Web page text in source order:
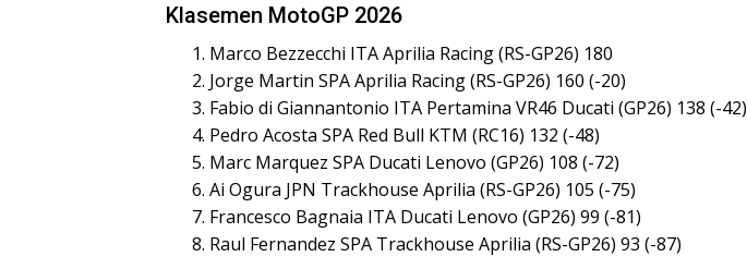
Klasemen MotoGP 2026
Marco Bezzecchi ITA Aprilia Racing (RS-GP26) 180
Jorge Martin SPA Aprilia Racing (RS-GP26) 160 (-20)
Fabio di Giannantonio ITA Pertamina VR46 Ducati (GP26) 138 (-42)
Pedro Acosta SPA Red Bull KTM (RC16) 132 (-48)
Marc Marquez SPA Ducati Lenovo (GP26) 108 (-72)
Ai Ogura JPN Trackhouse Aprilia (RS-GP26) 105 (-75)
Francesco Bagnaia ITA Ducati Lenovo (GP26) 99 (-81)
Raul Fernandez SPA Trackhouse Aprilia (RS-GP26) 93 (-87)